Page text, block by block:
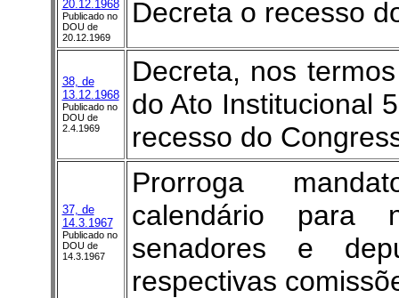
20.12.1968
Publicado no
DOU de
20.12.1969
Decreta o recesso
38, de
13.12.1968
Publicado no
DOU de
2.4.1969
Decreta, nos
do Ato Institucional
recesso do
37, de
14.3.1967
Publicado no
DOU de
14.3.1967
Prorroga
calendário para
senadores e
respectivas